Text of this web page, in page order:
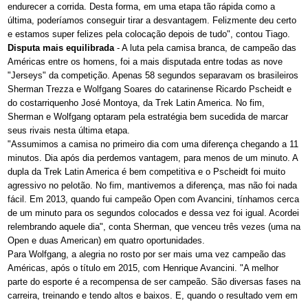
endurecer a corrida. Desta forma, em uma etapa tão rápida como a
última, poderíamos conseguir tirar a desvantagem. Felizmente deu certo
e estamos super felizes pela colocação depois de tudo", contou Tiago.
Disputa mais equilibrada- A luta pela camisa branca, de campeão das
Américas entre os homens, foi a mais disputada entre todas as nove
"Jerseys" da competição. Apenas 58 segundos separavam os brasileiros
Sherman Trezza e Wolfgang Soares do catarinense Ricardo Pscheidt e
do costarriquenho José Montoya, da Trek Latin America. No fim,
Sherman e Wolfgang optaram pela estratégia bem sucedida de marcar
seus rivais nesta última etapa.
"Assumimos a camisa no primeiro dia com uma diferença chegando a 11
minutos. Dia após dia perdemos vantagem, para menos de um minuto. A
dupla da Trek Latin America é bem competitiva e o Pscheidt foi muito
agressivo no pelotão. No fim, mantivemos a diferença, mas não foi nada
fácil. Em 2013, quando fui campeão Open com Avancini, tínhamos cerca
de um minuto para os segundos colocados e dessa vez foi igual. Acordei
relembrando aquele dia", conta Sherman, que venceu três vezes (uma na
Open e duas American) em quatro oportunidades.
Para Wolfgang, a alegria no rosto por ser mais uma vez campeão das
Américas, após o título em 2015, com Henrique Avancini. "A melhor
parte do esporte é a recompensa de ser campeão. São diversas fases na
carreira, treinando e tendo altos e baixos. E, quando o resultado vem em